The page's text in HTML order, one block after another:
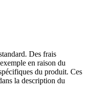
Des frais
en raison du
du produit. Ces
la description du